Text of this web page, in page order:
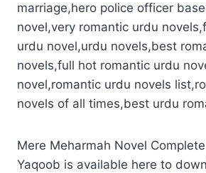
marriage,hero police officer
novel,very romantic urdu
urdu novel,urdu novels,best
novels,full hot romantic urdu
novel,romantic urdu novels
novels of all times,best urdu
Mere Meharmah Novel
Yaqoob is available here to